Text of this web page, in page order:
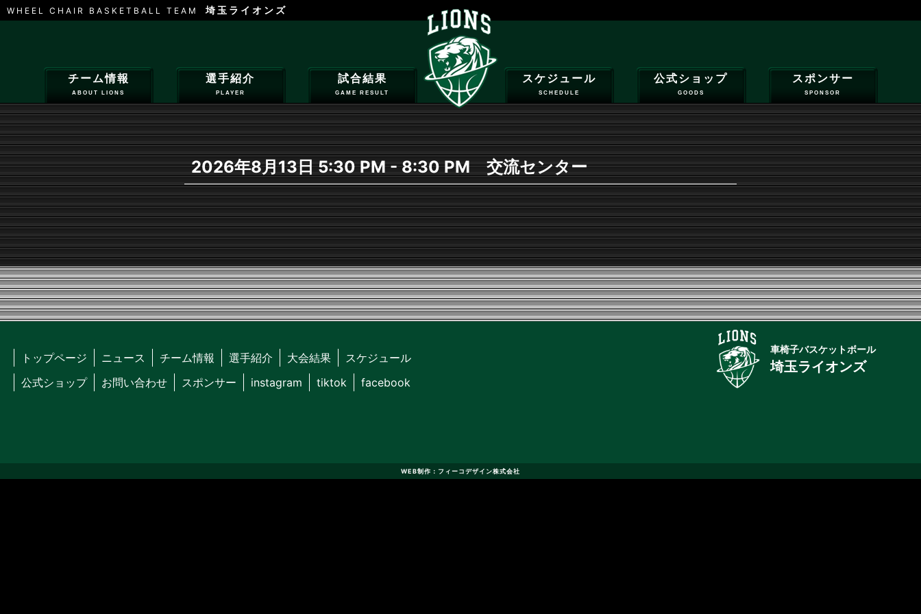
WHEEL CHAIR BASKETBALL TEAM 埼玉ライオンズ
チーム情報
ABOUT LIONS
選手紹介
PLAYER
試合結果
GAME RESULT
スケジュール
SCHEDULE
公式ショップ
GOODS
スポンサー
SPONSOR
2026年8月13日 5:30 PM - 8:30 PM 交流センター
車椅子バスケットボール
埼玉ライオンズ
トップページ ニュース チーム情報 選手紹介 大会結果
スケジュール
公式ショップ
お問い合わせ スポンサー instagram tiktok facebook
WEB制作：フィーコデザイン株式会社